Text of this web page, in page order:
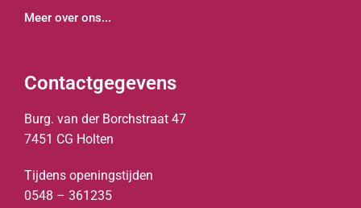
Meer over ons...
Contactgegevens
Burg. van der Borchstraat 47
7451 CG Holten
Tijdens openingstijden
0548 – 361235